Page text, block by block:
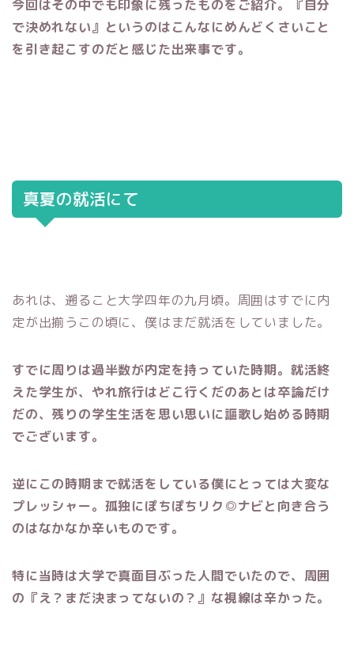
今回はその中でも印象に残ったものをご紹介。『自分
で決めれない』というのはこんなにめんどくさいこと
を引き起こすのだと感じた出来事です。
真夏の就活にて
あれは、遡ること大学四年の九月頃。 周囲はすでに内
定が出揃うこの頃に、僕はまだ就活をしていました。
すでに周りは過半数が内定を持っていた時期。就活終
えた学生が、やれ旅行はどこ行くだのあとは卒論だけ
だの、残りの学生生活を思い思いに謳歌し始める時期
でございます。
逆にこの時期まで就活をしている僕にとっては大変な
プレッシャー。孤独にぽちぽちリク◎ナビと向き合う
のはなかなか辛いものです。
特に当時は大学で真面目ぶった人間でいたので、周囲
の『え？まだ決まってないの？』な視線は辛かった。